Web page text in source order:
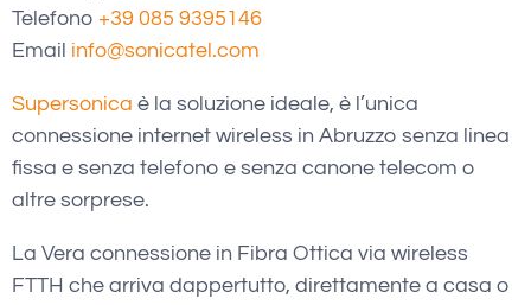
Telefono +39 085 9395146
Email info@sonicatel.com
Supersonica è la soluzione ideale, è l’unica
connessione internet wireless in Abruzzo senza linea
fissa e senza telefono e senza canone telecom o
altre sorprese.
La Vera connessione in Fibra Ottica via wireless
FTTH che arriva dappertutto, direttamente a casa o